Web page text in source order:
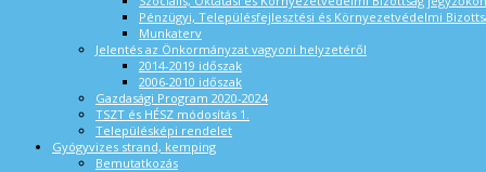
Pénzügyi, Településfejlesztési és Környezetvédelmi
Munkaterv
Jelentés az Önkormányzat vagyoni helyzetéről
2014-2019 időszak
2006-2010 időszak
Gazdasági Program 2020-2024
TSZT és HÉSZ módosítás 1.
Településképi rendelet
Gyógyvizes strand, kemping
Bemutatkozás